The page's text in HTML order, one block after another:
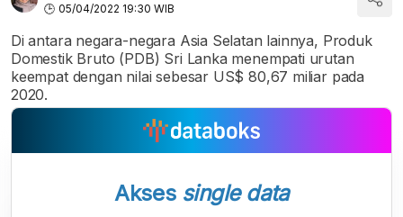
05/04/2022 19:30 WIB
Di antara negara-negara Asia Selatan lainnya, Produk
Domestik Bruto (PDB) Sri Lanka menempati urutan
keempat dengan nilai sebesar US$ 80,67 miliar pada
2020.
Akses single data